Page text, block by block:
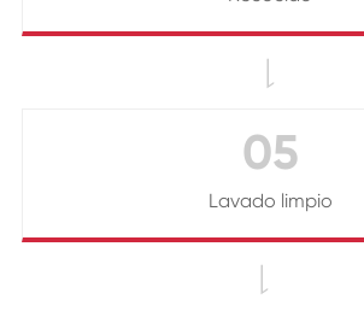

05
Lavado limpio
